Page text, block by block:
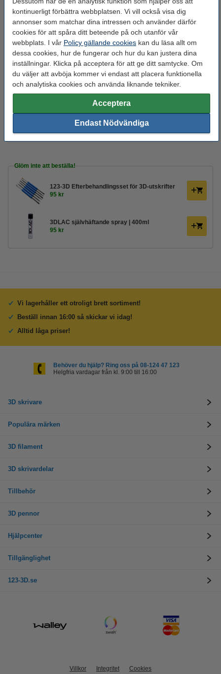
kontinuerligt förbättra webbplatsen. Vi vill också visa dig
annonser som matchar dina intressen och använder därför
cookies för att spåra ditt beteende på och utanför vår
webbplats. I vår Policy gällande cookies kan du läsa allt om
dessa cookies, hur de fungerar och hur du kan justera dina
inställningar. Klicka på acceptera för att ge ditt samtycke. Om
du väljer att avböja kommer vi endast att placera funktionella
och analytiska cookies och använda liknande tekniker.
Acceptera
Endast Nödvändiga
Material: PETG Transparent
Max avvikelse: ± 0,05 mm
Nozzle
temperaturområde:
220 - 250 °C
Spolens bredd: 7,0 cm
Spolens inre diameter: Ø 5,6 cm
Ø 20,0 cm
REAL
Glöm inte att beställa!
123-3D Efterbehandlingsset för 3D-utskrifter
95 kr
3DLAC självhäftande spray | 400ml
95 kr
Vi lagerhåller ett otroligt brett sortiment!
Beställ innan 16:00 så skickar vi idag!
Alltid låga priser!
Behöver du hjälp? Ring oss på 08-124 47 123
Helgfria vardagar från kl. 9:00 till 16:00
3D skrivare
Populära märken
3D filament
3D skrivardelar
Tillbehör
3D pennor
Hjälpcenter
Tillgänglighet
123-3D.se
Villkor Integritet Cookies